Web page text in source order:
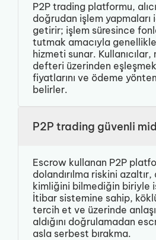
P2P trading platformu,
doğrudan işlem yapmaları
getirir; işlem süresince
tutmak amacıyla
hizmeti sunar.
defteri üzerinden
fiyatlarını ve ödeme
belirler.
P2P trading güvenli
Escrow kullanan P2P
dolandırılma riskini
kimliğini bilmediğin biriyle
İtibar sistemine sahip,
tercih et ve üzerinde
aldığını doğrulamadan
asla serbest bırakma.